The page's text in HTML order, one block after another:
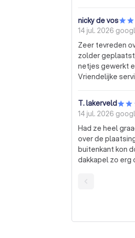
nicky de vos
14 jul. 2026
Zeer tevreden
zolder
netjes gewerkt
Vriendelijke
T. lakerveld
14 jul. 2026
Had ze heel
over de
buitenkant kon
dakkapel zo erg
plaatsen van
moment
voldaan is,
niet-afgewerkte